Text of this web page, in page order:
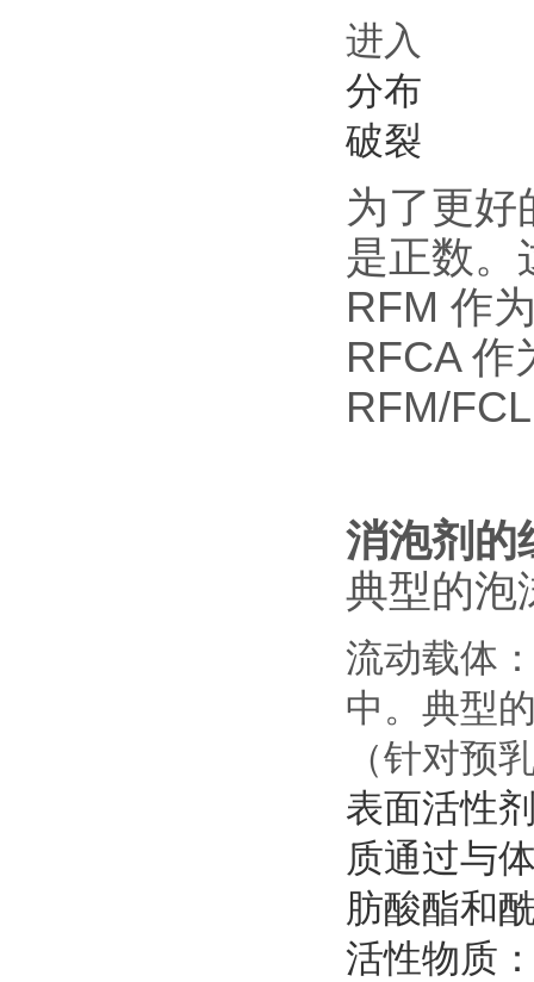
进入
分布
破裂
为了更好
是正数。
RFM 作
RFCA 作
RFM/
消泡剂的
典型的泡
流动载体
中。典型
（针对预
表面活性
质通过与
肪酸酯和
活性物质